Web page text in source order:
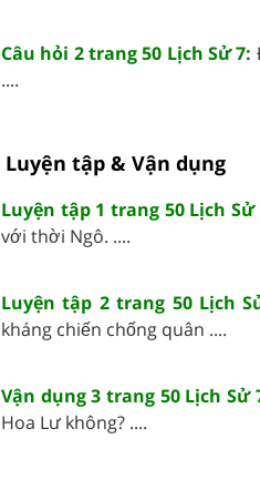
Câu hỏi 2 trang 50 Lịch Sử 7:
....
Luyện tập & Vận dụng
Luyện tập 1 trang 50 Lịch Sử
với thời Ngô. ....
Luyện tập 2 trang 50 Lịch
kháng chiến chống quân ....
Vận dụng 3 trang 50 Lịch Sử
Hoa Lư không? ....